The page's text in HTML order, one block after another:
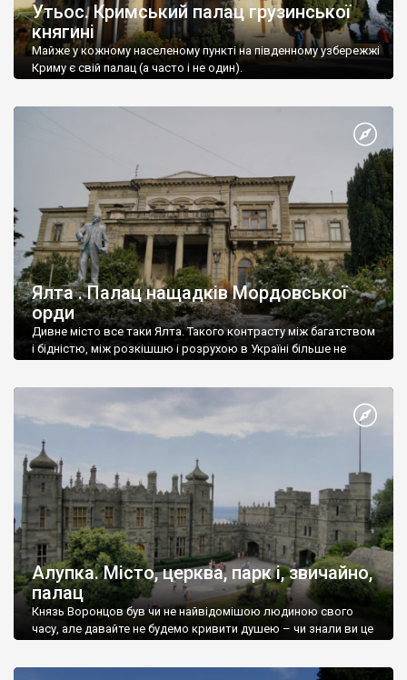
Утьос. Кримський палац грузинської
княгині
Майже у кожному населеному пункті на південному узбережжі
Криму є свій палац (а часто і не один).
Ялта . Палац нащадків Мордовської
орди
Дивне місто все таки Ялта. Такого контрасту між багатством
і бідністю, між розкішшю і розрухою в Україні більше не
Алупка. Місто, церква, парк і, звичайно,
палац
Князь Воронцов був чи не найвідомішою людиною свого
часу, але давайте не будемо кривити душею – чи знали ви це